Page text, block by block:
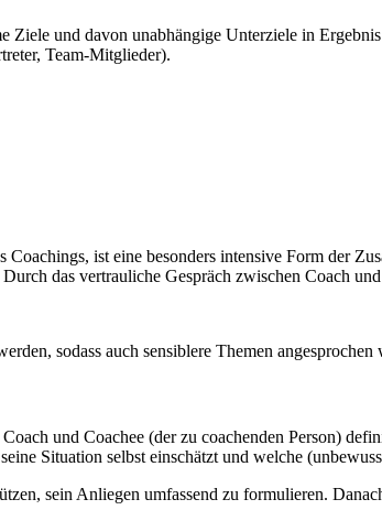
und davon unabhängige Unterziele in
Team-Mitglieder).
ist eine besonders intensive Form der
das vertrauliche Gespräch zwischen Coach
sodass auch sensiblere Themen
und Coachee (der zu coachenden Person)
Situation selbst einschätzt und welche
sein Anliegen umfassend zu formulieren.